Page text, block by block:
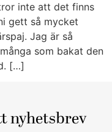
inte att det finns
gett så mycket
Jag är så
som bakat den
[…]
nyhetsbrev